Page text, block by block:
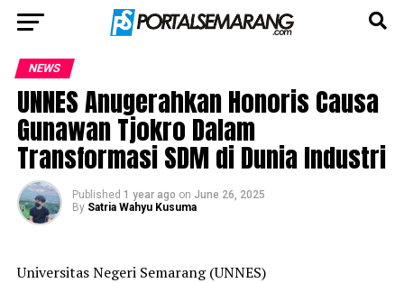
NEWS
UNNES Anugerahkan Honoris Causa
Gunawan Tjokro Dalam
Transformasi SDM di Dunia Industri
Published 1 year ago on June 26, 2025
By Satria Wahyu Kusuma
Universitas Negeri Semarang (UNNES)